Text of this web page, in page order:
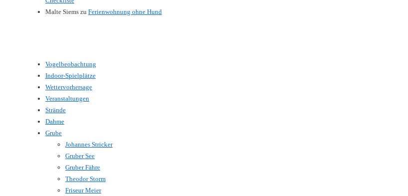
Malte Siems zu Ferienwohnung ohne Hund
Vogelbeobachtung
Indoor-Spielplätze
Wettervorhersage
Veranstaltungen
Strände
Dahme
Grube
Johannes Stricker
Gruber See
Gruber Fähre
Theodor Storm
Friseur Meier